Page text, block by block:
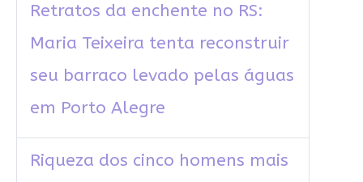
Retratos da enchente no RS:
Maria Teixeira tenta reconstruir
seu barraco levado pelas águas
em Porto Alegre
Riqueza dos cinco homens mais